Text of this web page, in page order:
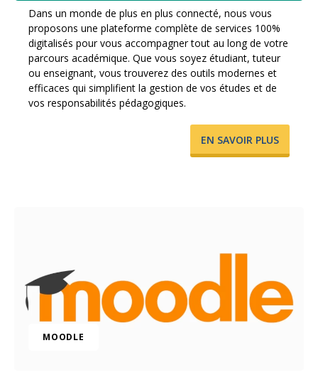
Dans un monde de plus en plus connecté, nous vous
proposons une plateforme complète de services 100%
digitalisés pour vous accompagner tout au long de votre
parcours académique. Que vous soyez étudiant, tuteur
ou enseignant, vous trouverez des outils modernes et
efficaces qui simplifient la gestion de vos études et de
vos responsabilités pédagogiques.
​EN SAVOIR PLUS
MOODLE